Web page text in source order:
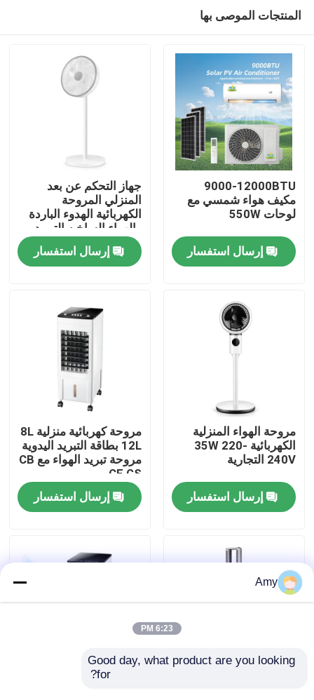
حولنا
جولة في المصنع
مراقبة الجودة
اتصل بنا
أخبار
المنتجات الموصى بها
9000-12000BTU
مكيف هواء شمسي مع
لوحات 550W
إرسال استفسار
جهاز التحكم عن بعد
المنزلي المروحة
الكهربائية الهدوء الباردة
والهواء الساخن التبريد
إرسال استفسار
مروحة الهواء المنزلية
الكهربائية 35W 220-
240V التجارية
إرسال استفسار
مروحة كهربائية منزلية 8L
12L بطاقة التبريد اليدوية
مروحة تبريد الهواء مع CB
CE GS
إرسال استفسار
Amy
6:23 PM
Good day, what product are you looking
for?